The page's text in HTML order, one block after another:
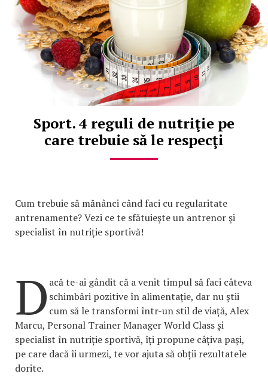
Sport. 4 reguli de nutriţie pe
care trebuie să le respecţi
Cum trebuie să mănânci când faci cu regularitate
antrenamente? Vezi ce te sfătuieşte un antrenor şi
specialist în nutriţie sportivă!
D acă te-ai gândit că a venit timpul să faci câteva
schimbări pozitive în alimentație, dar nu știi
cum să le transformi într-un stil de viață, Alex
Marcu, Personal Trainer Manager World Class și
specialist în nutriție sportivă, îți propune câțiva pași,
pe care dacă îi urmezi, te vor ajuta să obții rezultatele
dorite.